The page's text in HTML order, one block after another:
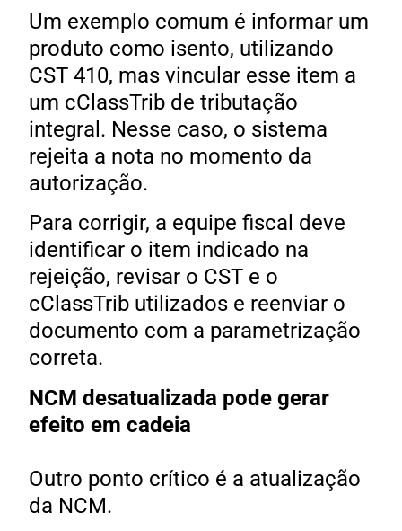
Um exemplo comum é informar um
produto como isento, utilizando
CST 410, mas vincular esse item a
um cClassTrib de tributação
integral. Nesse caso, o sistema
rejeita a nota no momento da
autorização.
Para corrigir, a equipe fiscal deve
identificar o item indicado na
rejeição, revisar o CST e o
cClassTrib utilizados e reenviar o
documento com a parametrização
correta.
NCM desatualizada pode gerar
efeito em cadeia
Outro ponto crítico é a atualização
da NCM.